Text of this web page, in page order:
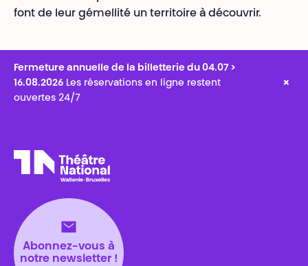
font de leur gémellité un territoire à découvrir.
Fermeture annuelle de la billetterie du 04.07 >
16.08.2026 Les réservations en ligne restent
ouvertes 24/7
×
Abonnez-vous à
notre newsletter !